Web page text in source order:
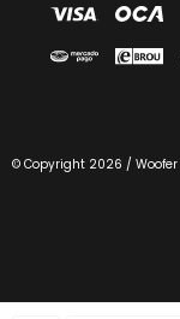
© Copyright 2026 / Woofer